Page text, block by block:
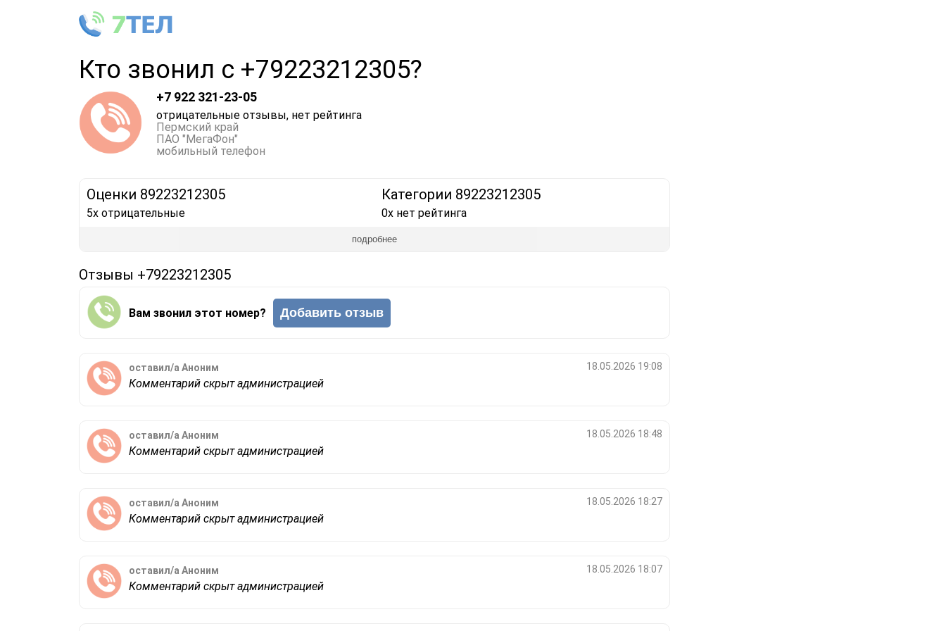
Кто звонил с +79223212305?
+7 922 321-23-05
отрицательные отзывы, нет рейтинга
Пермский край
ПАО "МегаФон"
мобильный телефон
Оценки 89223212305
5x отрицательные
Категории 89223212305
0x нет рейтинга
подробнее
Отзывы +79223212305
Вам звонил этот номер? Добавить отзыв
18.05.2026 19:08
оставил/а Аноним
Комментарий скрыт администрацией
18.05.2026 18:48
оставил/а Аноним
Комментарий скрыт администрацией
18.05.2026 18:27
оставил/а Аноним
Комментарий скрыт администрацией
18.05.2026 18:07
оставил/а Аноним
Комментарий скрыт администрацией